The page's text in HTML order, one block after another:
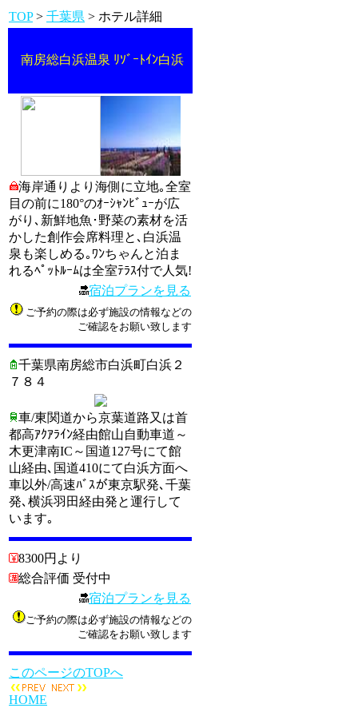
TOP> 千葉県 > ホテル詳細
南房総白浜温泉 ﾘｿﾞｰﾄｲﾝ白浜
海岸通りより海側に立地｡全室
目の前に180°のｵｰｼｬﾝﾋﾞｭｰが広
がり､新鮮地魚･野菜の素材を活
かした創作会席料理と､白浜温
泉も楽しめる｡ﾜﾝちゃんと泊ま
れるﾍﾟｯﾄﾙｰﾑは全室ﾃﾗｽ付で人気!
宿泊プランを見る
ご予約の際は必ず施設の情報などの
ご確認をお願い致します
千葉県南房総市白浜町白浜２
７８４
車/東関道から京葉道路又は首
都高ｱｸｱﾗｲﾝ経由館山自動車道～
木更津南IC～国道127号にて館
山経由､国道410にて白浜方面へ
車以外/高速ﾊﾞｽが東京駅発､千葉
発､横浜羽田経由発と運行して
います｡
8300円より
総合評価 受付中
宿泊プランを見る
ご予約の際は必ず施設の情報などの
ご確認をお願い致します
このページのTOPへ
HOME